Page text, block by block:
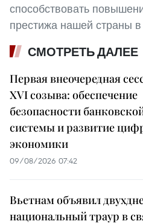
способствовать
престижа нашей страны
СМОТРЕТЬ ДАЛЕЕ
Первая внеочередная
XVI созыва: обеспечение
безопасности
системы и развитие
экономики
09/08/2026 07:42
Вьетнам объявил
национальный траур в